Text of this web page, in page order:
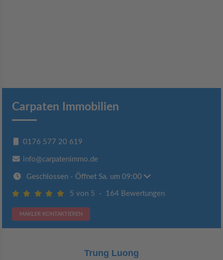
Carpaten Immobilien
0176 577 20 619
info@carpatenimmo.de
Geschlossen - Öffnet Sa. um 09:00
5 von 5 - 164 Bewertungen
MAKLER KONTAKTIEREN
Claudia Bergrath